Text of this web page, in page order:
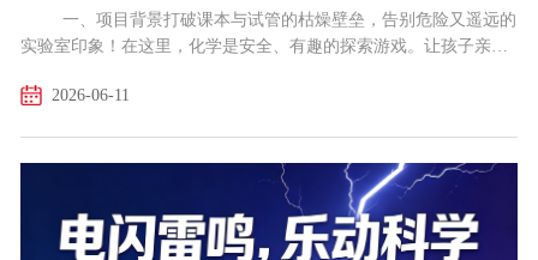
一、项目背景打破课本与试管的枯燥壁垒，告别危险又遥远的
实验室印象！在这里，化学是安全、有趣的探索游戏。让孩子亲手
成果，在欢笑中点燃对科学的热爱。四川大学教育培训部研学团队
非遗手作、美食探秘、创意工坊与趣味竞技之中，让孩子...
2026-06-11